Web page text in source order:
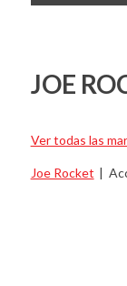
JOE
Ver todas las
Joe Rocket |